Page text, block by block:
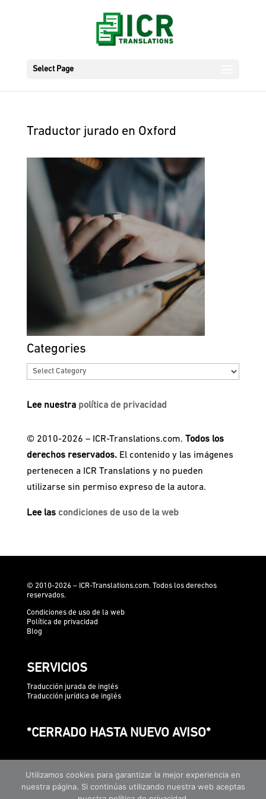
Select Page
Traductor jurado en Oxford
Categories
Categories
Lee nuestra política de privacidad
© 2010-2026 – ICR-Translations.com. Todos los
derechos reservados.El contenido y las imágenes
pertenecen a ICR Translations y no pueden
utilizarse sin permiso expreso de la autora.
Lee las condiciones de uso de la web
© 2010-2026 – ICR-Translations.com. Todos los derechos
reservados.
Condiciones de uso de la web
Política de privacidad
Blog
SERVICIOS
Traducción jurada de inglés
Traducción jurídica de inglés
*CERRADO HASTA NUEVO AVISO*
Utilizamos cookies para garantizar la mejor experiencia en
nuestra página. Si continúas utilizando nuestra web aceptas